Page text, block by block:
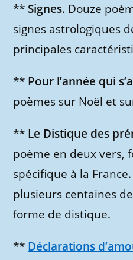
** Signes. Douze
signes astrologiques
principales
** Pour l’année qui
poèmes sur Noël et
** Le Distique des
poème en deux vers,
spécifique à la
plusieurs centaines
forme de distique.
** Déclarations